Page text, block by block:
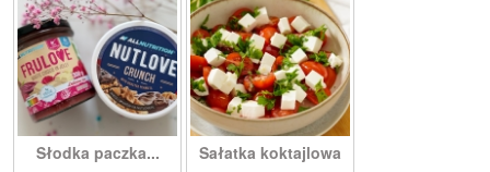
Słodka paczka... Sałatka koktajlowa